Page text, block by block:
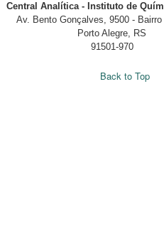
Central Analítica - Instituto de
Av. Bento Gonçalves, 9500 - Bairro
Porto Alegre, RS
91501-970
Back to Top